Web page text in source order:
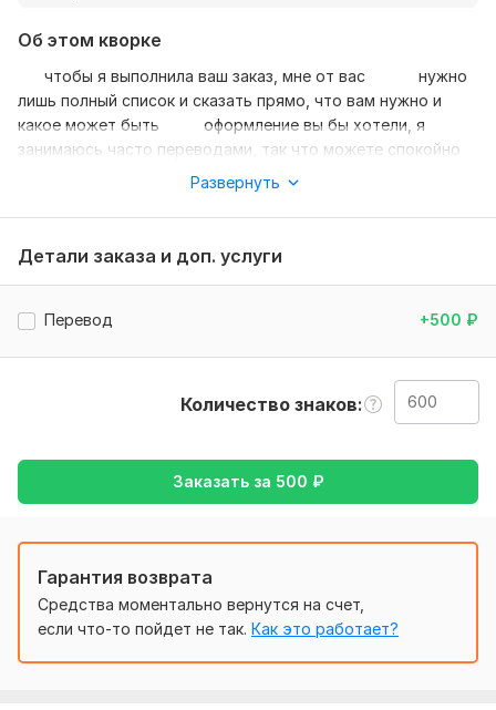
Об этом кворке
чтобы я выполнила ваш заказ, мне от вас нужно
лишь полный список и сказать прямо, что вам нужно и
какое может быть оформление вы бы хотели, я
занимаюсь часто переводами, так что можете спокойно
общаться ко мне, я помогу вам, жду всех кому нужна
Нужно чтобы вы чётко обрисовали, то что вам надо, я
должна понимать, какие у вас пожелания, чтобы
совершить их
Объем услуги в кворке: 600 знаков
Развернуть
Детали заказа и доп. услуги
Перевод +500 ₽
Количество знаков
Заказать за 500 ₽
Гарантия возврата
Средства моментально вернутся на счет,
если что-то пойдет не так. Как это работает?